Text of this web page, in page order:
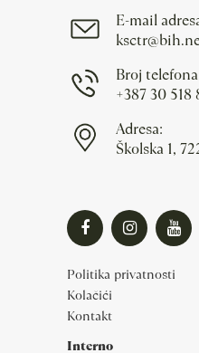
E-mail
Broj
+387 30 518
Adresa:
Školska 1,
Politika privatnosti
Kolačići
Kontakt
Interno